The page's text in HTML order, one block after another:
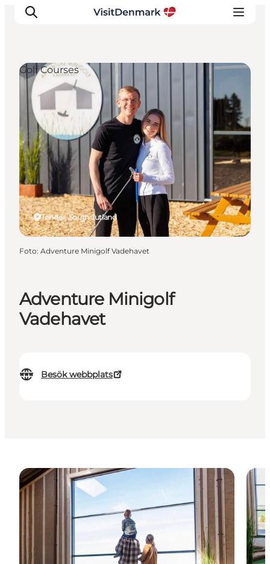
Inspiration
Resmål
Aktiviteter
Övernatta
Planera resan
Adventure Minigolf
Vadehavet
Besök webbplats
Tønder, South Jutland
Golf Courses
Foto: Adventure Minigolf Vadehavet